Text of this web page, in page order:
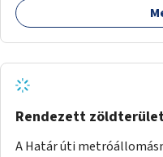
Rendezett
A Határ úti